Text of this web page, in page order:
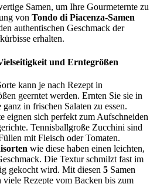
Samen, um Ihre Gourmeternte zu
von Tondo di Piacenza-Samen
authentischen Geschmack der
erhalten.
und Erntegrößen
kann je nach Rezept in
geerntet werden. Ernten Sie sie in
in frischen Salaten zu essen.
eignen sich perfekt zum Aufschneiden
Tennisballgroße Zucchini sind
mit Fleisch oder Tomaten.
wie diese haben einen leichten,
Die Textur schmilzt fast im
gekocht wird. Mit diesen 5 Samen
Rezepte vom Backen bis zum